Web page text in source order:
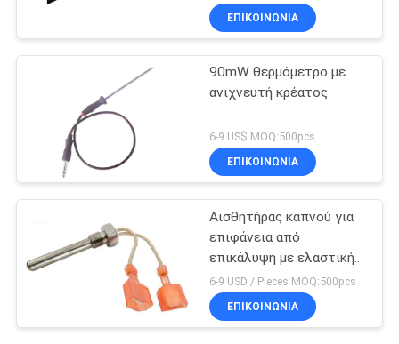
ΕΠΙΚΟΙΝΩΝΊΑ
90mW θερμόμετρο με
ανιχνευτή κρέατος
6-9 US$ MOQ:500pcs
ΕΠΙΚΟΙΝΩΝΊΑ
Αισθητήρας καπνού για
επιφάνεια από
επικάλυψη με ελαστική
επίδραση
6-9 USD / Pieces MOQ:500pcs
ΕΠΙΚΟΙΝΩΝΊΑ